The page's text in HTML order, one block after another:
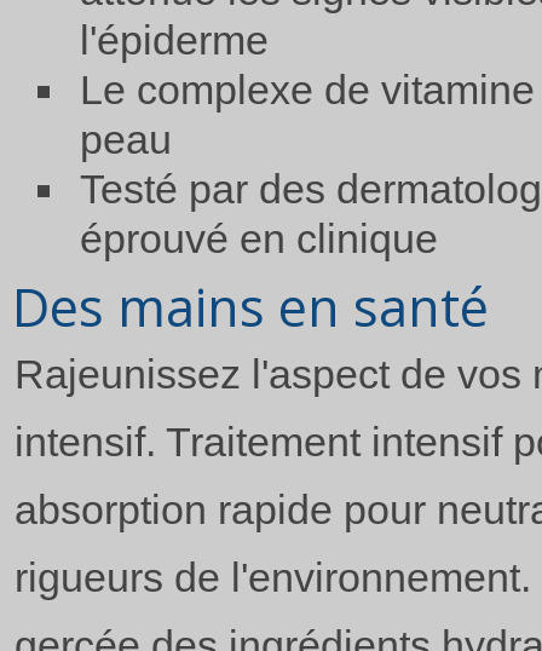
l'épiderme
Le complexe de
peau
Testé par des
éprouvé en clinique
Des mains en santé
Rajeunissez l'aspect de vos
intensif. Traitement intensif
absorption rapide pour
rigueurs de